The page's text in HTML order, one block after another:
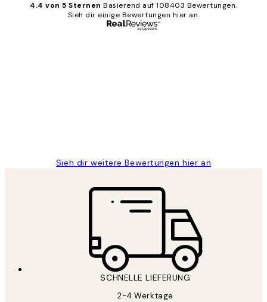
4.4 von 5 Sternen Basierend auf 108403 Bewertungen.
Sieh dir einige Bewertungen hier an.
Sieh dir weitere Bewertungen hier an
SCHNELLE LIEFERUNG
2-4 Werktage